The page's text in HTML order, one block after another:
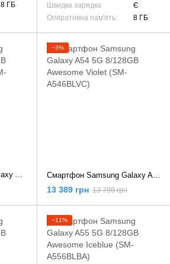
8 ГБ
Швидка зарядка
Є
Оперативна пам'ять:
8 ГБ
Смартфон Samsung Galaxy A54 5G 8/128GB Awesome Graphite (SM-A546BZKC)
−3%
Смартфон Samsung Galaxy A54 5G 8/128GB Awesome Violet (SM-A546BLVC)
13 389 грн 13 799 грн
−11%